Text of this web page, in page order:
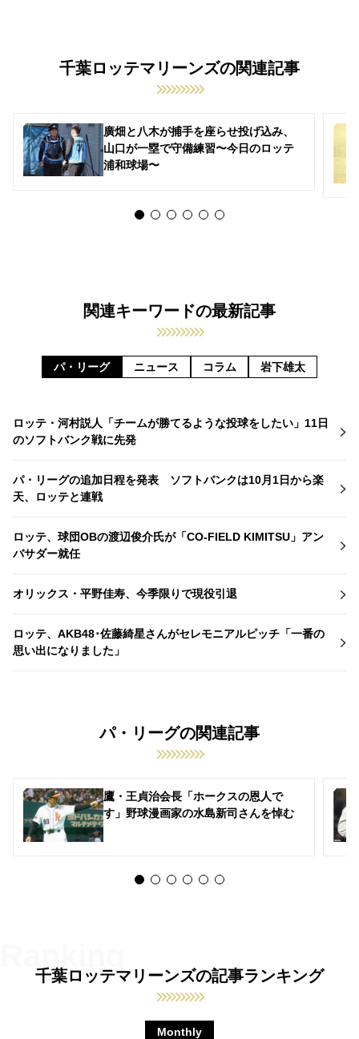
千葉ロッテマリーンズの関連記事
廣畑と八木が捕手を座らせ投げ込み、
山口が一塁で守備練習〜今日のロッテ
浦和球場〜
関連キーワードの最新記事
パ・リーグ ニュース コラム 岩下雄太
ロッテ・河村説人「チームが勝てるような投球をしたい」11日
のソフトバンク戦に先発
パ・リーグの追加日程を発表 ソフトバンクは10月1日から楽
天、ロッテと連戦
ロッテ、球団OBの渡辺俊介氏が「CO-FIELD KIMITSU」アン
バサダー就任
オリックス・平野佳寿、今季限りで現役引退
ロッテ、AKB48･佐藤綺星さんがセレモニアルピッチ「一番の
思い出になりました」
パ・リーグの関連記事
鷹・王貞治会長「ホークスの恩人で
す」野球漫画家の水島新司さんを悼む
千葉ロッテマリーンズの記事ランキング
Monthly